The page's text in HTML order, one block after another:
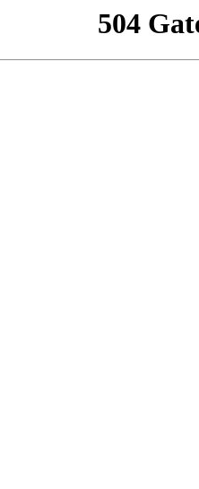
504